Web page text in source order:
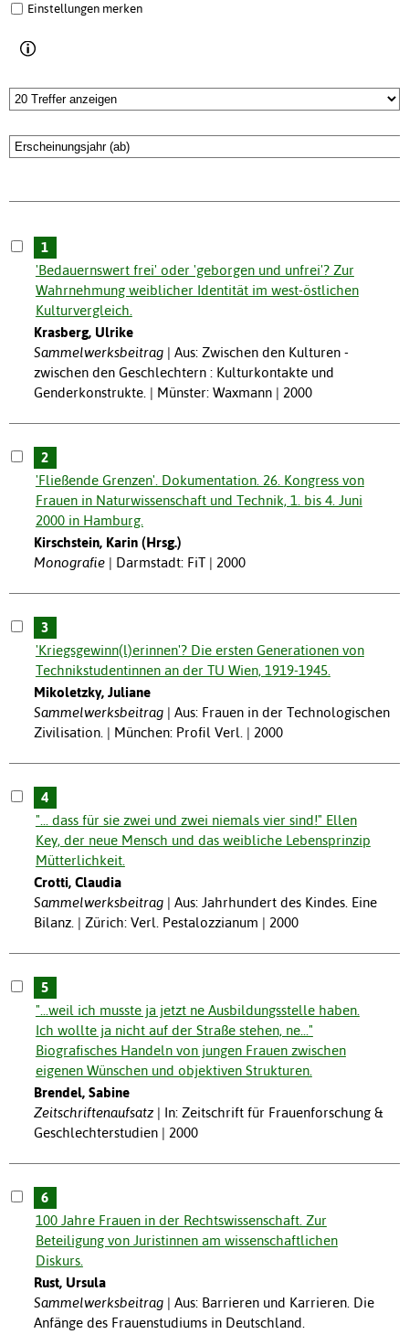
Einstellungen merken
1
'Bedauernswert frei' oder 'geborgen und unfrei'? Zur
Wahrnehmung weiblicher Identität im west-östlichen
Kulturvergleich.
Krasberg, Ulrike
Sammelwerksbeitrag
Aus: Zwischen den Kulturen -
zwischen den Geschlechtern : Kulturkontakte und
Genderkonstrukte. | Münster: Waxmann | 2000
2
'Fließende Grenzen'. Dokumentation. 26. Kongress von
Frauen in Naturwissenschaft und Technik, 1. bis 4. Juni
2000 in Hamburg.
Kirschstein, Karin (Hrsg.)
Monografie
Darmstadt: FiT | 2000
3
'Kriegsgewinn(l)erinnen'? Die ersten Generationen von
Technikstudentinnen an der TU Wien, 1919-1945.
Mikoletzky, Juliane
Sammelwerksbeitrag
Aus: Frauen in der Technologischen
Zivilisation. | München: Profil Verl. | 2000
4
"... dass für sie zwei und zwei niemals vier sind!" Ellen
Key, der neue Mensch und das weibliche Lebensprinzip
Mütterlichkeit.
Crotti, Claudia
Sammelwerksbeitrag
Aus: Jahrhundert des Kindes. Eine
Bilanz. | Zürich: Verl. Pestalozzianum | 2000
5
"...weil ich musste ja jetzt ne Ausbildungsstelle haben.
Ich wollte ja nicht auf der Straße stehen, ne..."
Biografisches Handeln von jungen Frauen zwischen
eigenen Wünschen und objektiven Strukturen.
Brendel, Sabine
Zeitschriftenaufsatz
In: Zeitschrift für Frauenforschung &
Geschlechterstudien | 2000
6
100 Jahre Frauen in der Rechtswissenschaft. Zur
Beteiligung von Juristinnen am wissenschaftlichen
Diskurs.
Rust, Ursula
Sammelwerksbeitrag
Aus: Barrieren und Karrieren. Die
Anfänge des Frauenstudiums in Deutschland.